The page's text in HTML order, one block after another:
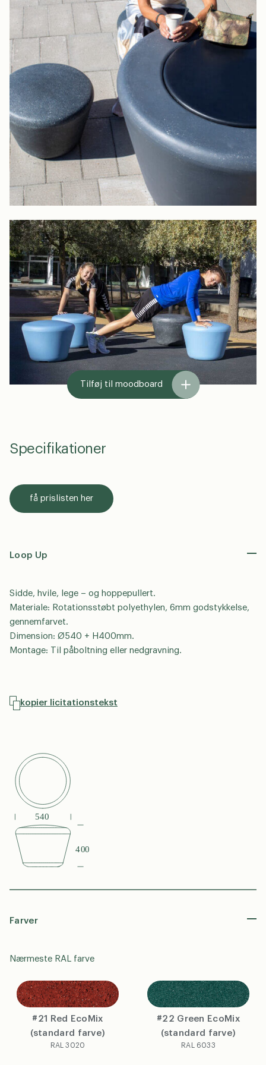
v
m
Virksomhed
Tilføj til moodboard
Specifikationer
få prislisten her
Loop Up
Sidde, hvile, lege – og hoppepullert.
Materiale: Rotationsstøbt polyethylen, 6mm godstykkelse,
gennemfarvet.
Dimension: Ø540 + H400mm.
Montage: Til påboltning eller nedgravning.
kopier licitationstekst
Farver
Nærmeste RAL farve
#21 Red EcoMix
(standard farve)
RAL 3020
#22 Green EcoMix
(standard farve)
RAL 6033